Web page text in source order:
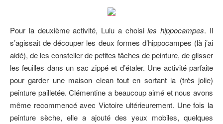
Pour la deuxième activité, Lulu a choisiles hippocampes. Il
s’agissait de découper les deux formes d’hippocampes (là j’ai
aidé), de les consteller de petites tâches de peinture, de glisser
les feuilles dans un sac zippé et d’étaler. Une activité parfaite
pour garder une maison clean tout en sortant la (très jolie)
peinture pailletée. Clémentine a beaucoup aimé et nous avons
même recommencé avec Victoire ultérieurement. Une fois la
peinture sèche, elle a ajouté des yeux mobiles, quelques